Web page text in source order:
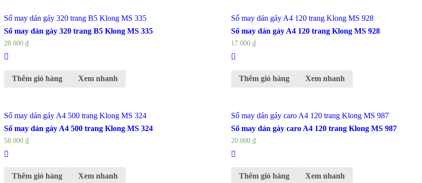
Sổ may dán gáy 320 trang B5 Klong MS 335
Sổ may dán gáy 320 trang B5 Klong MS 335
28.000 ₫
Thêm giỏ hàng Xem nhanh
Sổ may dán gáy A4 120 trang Klong MS 928
Sổ may dán gáy A4 120 trang Klong MS 928
17.000 ₫
Thêm giỏ hàng Xem nhanh
Sổ may dán gáy A4 500 trang Klong MS 324
Sổ may dán gáy A4 500 trang Klong MS 324
58.000 ₫
Thêm giỏ hàng Xem nhanh
Sổ may dán gáy caro A4 120 trang Klong MS 987
Sổ may dán gáy caro A4 120 trang Klong MS 987
20.000 ₫
Thêm giỏ hàng Xem nhanh